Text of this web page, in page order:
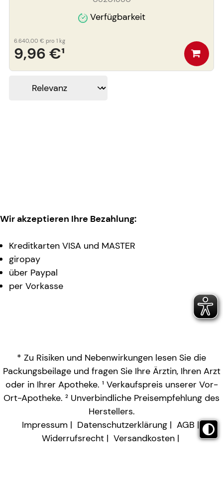
Verfügbarkeit
9,96 €¹
6.640,00 € pro 1 kg
Wir akzeptieren Ihre Bezahlung:
Kreditkarten VISA und MASTER
giropay
über Paypal
per Vorkasse
* Zu Risiken und Nebenwirkungen lesen Sie die
Packungsbeilage und fragen Sie Ihre Ärztin, Ihren Arzt
oder in Ihrer Apotheke. ¹ Verkaufspreis unserer Vor-
Ort-Apotheke. ² Unverbindliche Preisempfehlung des
Herstellers.
Impressum
Datenschutzerklärung
AGB
Widerrufsrecht
Versandkosten